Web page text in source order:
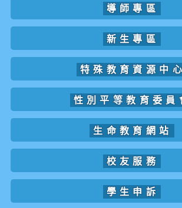
導師專區
新生專區
特殊教育資源中心
性別平等教育委員
生命教育網站
校友服務
學生申訴